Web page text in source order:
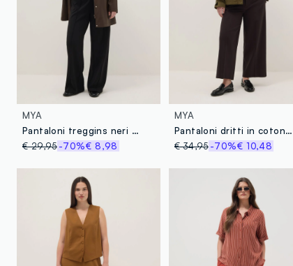
MYA
Pantaloni treggins neri straight fit
€ 29,95-70%€ 8,98
MYA
Pantaloni dritti in cotone elasticizzato marroni regular fit
€ 34,95-70%€ 10,48